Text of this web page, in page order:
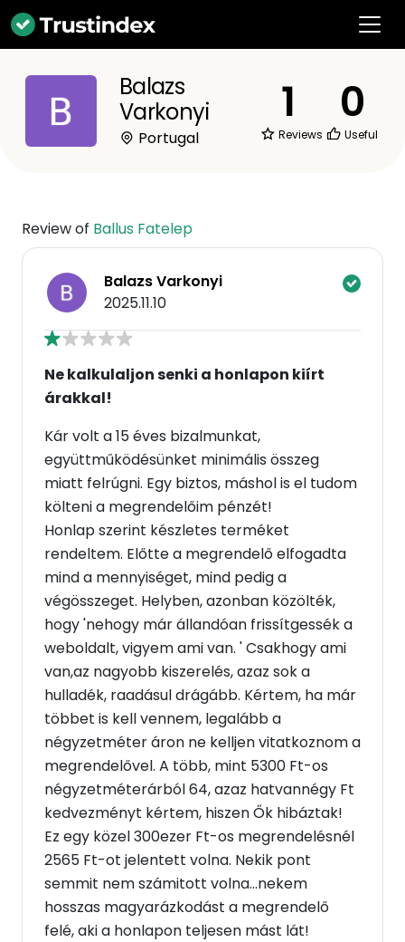
Balazs
Varkonyi
Portugal
1
Reviews
0
Useful
Review of Ballus Fatelep
Balazs Varkonyi
2025.11.10
Ne kalkulaljon senki a honlapon kiírt
árakkal!
Kár volt a 15 éves bizalmunkat,
együttműködésünket minimális összeg
miatt felrúgni. Egy biztos, máshol is el tudom
költeni a megrendelőim pénzét!
Honlap szerint készletes terméket
rendeltem. Előtte a megrendelő elfogadta
mind a mennyiséget, mind pedig a
végösszeget. Helyben, azonban közölték,
hogy 'nehogy már állandóan frissítgessék a
weboldalt, vigyem ami van. ' Csakhogy ami
van,az nagyobb kiszerelés, azaz sok a
hulladék, raadásul drágább. Kértem, ha már
többet is kell vennem, legalább a
négyzetméter áron ne kelljen vitatkoznom a
megrendelővel. A több, mint 5300 Ft-os
négyzetméterárból 64, azaz hatvannégy Ft
kedvezményt kértem, hiszen Ők hibáztak!
Ez egy közel 300ezer Ft-os megrendelésnél
2565 Ft-ot jelentett volna. Nekik pont
semmit nem számitott volna...nekem
hosszas magyarázkodást a megrendelő
felé, aki a honlapon teljesen mást lát!